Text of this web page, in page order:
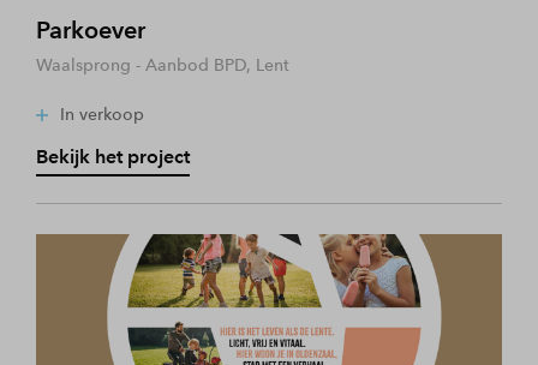
Parkoever
Waalsprong - Aanbod BPD, Lent
In verkoop
Bekijk het project